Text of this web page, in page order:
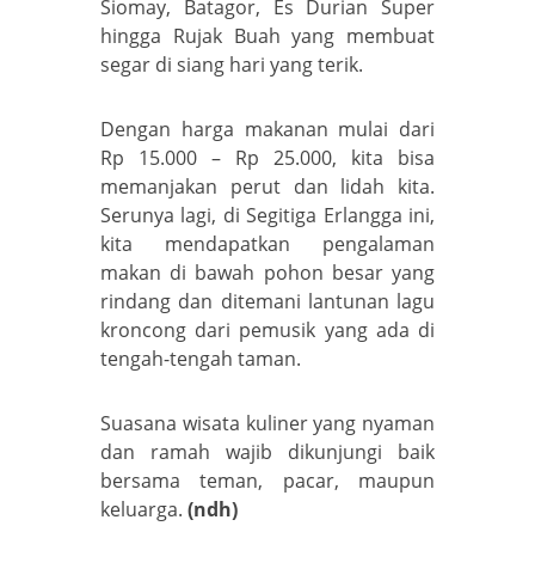
Siomay, Batagor, Es Durian Super
hingga Rujak Buah yang membuat
segar di siang hari yang terik.
Dengan harga makanan mulai dari
Rp 15.000 – Rp 25.000, kita bisa
memanjakan perut dan lidah kita.
Serunya lagi, di Segitiga Erlangga ini,
kita mendapatkan pengalaman
makan di bawah pohon besar yang
rindang dan ditemani lantunan lagu
kroncong dari pemusik yang ada di
tengah-tengah taman.
Suasana wisata kuliner yang nyaman
dan ramah wajib dikunjungi baik
bersama teman, pacar, maupun
keluarga. (ndh)